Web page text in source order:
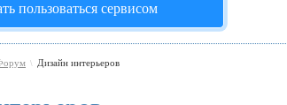
пользоваться сервисом
\ Дизайн интерьеров